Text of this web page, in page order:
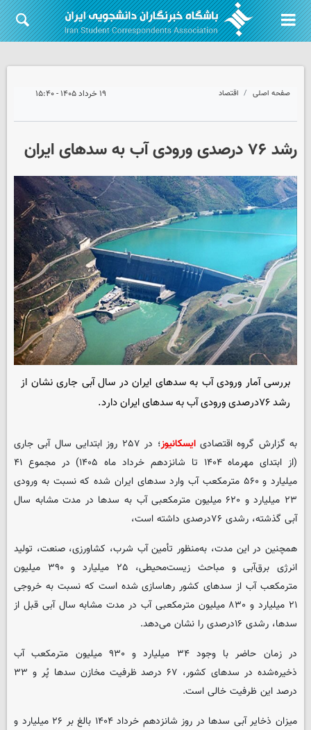
صفحه اصلی اقتصاد ۱۹ خرداد ۱۴۰۵ - ۱۵:۴۰
رشد ۷۶ درصدی ورودی آب به سدهای ایران
بررسی آمار ورودی آب به سدهای ایران در سال آبی جاری نشان از
رشد ۷۶درصدی ورودی آب به سدهای ایران دارد.
به گزارش گروه اقتصادیایسکانیوز
؛ در ۲۵۷ روز ابتدایی سال آبی جاری
(از ابتدای مهرماه ۱۴۰۴ تا شانزدهم خرداد ماه ۱۴۰۵) در مجموع ۴۱
میلیارد و ۵۶۰ مترمکعب آب وارد سدهای ایران شده که نسبت به ورودی
۲۳ میلیارد و ۶۲۰ میلیون مترمکعبی آب به سدها در مدت مشابه سال
آبی گذشته، رشدی ۷۶درصدی داشته است،
همچنین در این مدت، به‌منظور تأمین آب شرب، کشاورزی، صنعت، تولید
انرژی برق‌آبی و مباحث زیست‌محیطی، ۲۵ میلیارد و ۳۹۰ میلیون
مترمکعب آب از سدهای کشور رهاسازی شده است که نسبت به خروجی
۲۱ میلیارد و ۸۳۰ میلیون مترمکعبی آب در مدت مشابه سال آبی قبل از
سدها، رشدی ۱۶درصدی را نشان می‌دهد.
در زمان حاضر با وجود ۳۴ میلیارد و ۹۳۰ میلیون مترمکعب آب
ذخیره‌شده در سدهای کشور، ۶۷ درصد ظرفیت مخازن سدها پُر و ۳۳
درصد این ظرفیت خالی است.
میزان ذخایر آبی سدها در روز شانزدهم خرداد ۱۴۰۴ بالغ بر ۲۶ میلیارد و